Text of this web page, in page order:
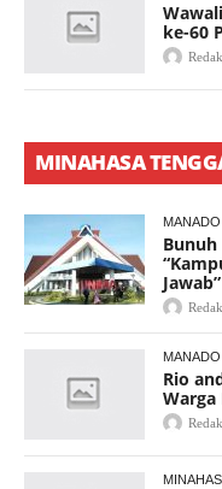
ke-60
MINAHASA
MANADO
Bunuh
Jawab”
MANADO
Rio
Warga